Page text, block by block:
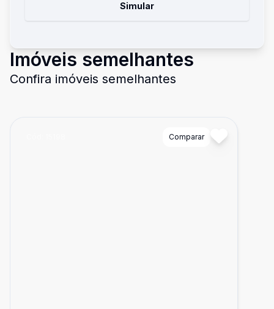
Simular
Imóveis semelhantes
Confira imóveis semelhantes
Comparar